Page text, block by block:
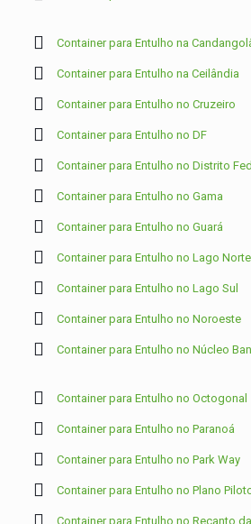
Container para Entulho na
Container para Entulho na Ceilândia
Container para Entulho no Cruzeiro
Container para Entulho no DF
Container para Entulho no Distrito
Container para Entulho no Gama
Container para Entulho no Guará
Container para Entulho no Lago Norte
Container para Entulho no Lago Sul
Container para Entulho no Noroeste
Container para Entulho no Núcleo
Container para Entulho no Octogonal
Container para Entulho no Paranoá
Container para Entulho no Park Way
Container para Entulho no Plano
Container para Entulho no Recanto